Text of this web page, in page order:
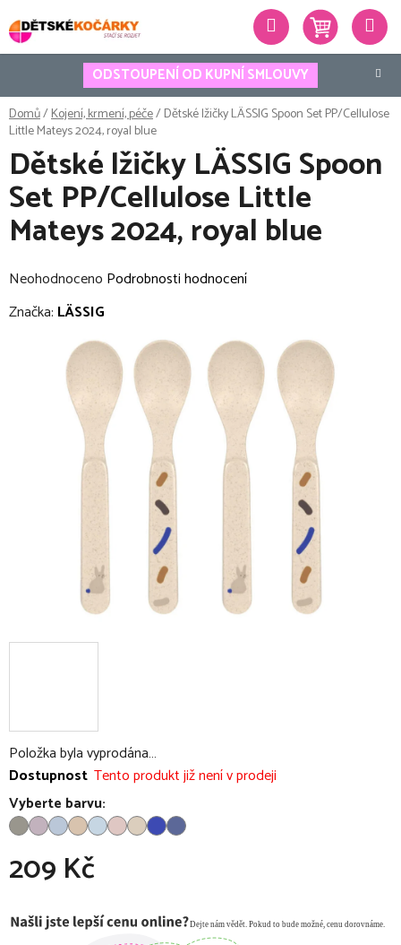
na
obsah
ODSTOUPENÍ OD KUPNÍ SMLOUVY
Hledat
Domů/Kojení, krmení, péče/Dětské lžičky LÄSSIG Spoon Set PP/Cellulose
Little Mateys 2024, royal blue
Položka byla vyprodána…
Dostupnost Tento produkt již není v prodeji
Vyberte barvu:
209 Kč
Dětské lžičky LÄSSIG Spoon
Set PP/Cellulose Little
Mateys 2024, royal blue
Průměrné
hodnocení
Neohodnoceno Podrobnosti hodnocení
Značka: LÄSSIG